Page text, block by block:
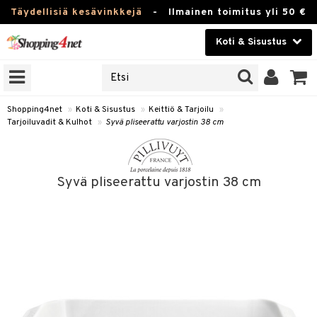
Täydellisiä kesävinkkejä - Ilmainen toimitus yli 50 €
Koti & Sisustus
Kauneudenhoito
Piilolinssit
Kampanjat
Shopping4net » Koti & Sisustus » Keittiö & Tarjoilu
»
Tarjoiluvadit & Kulhot » Syvä pliseerattu varjostin 38 cm
Syvä pliseerattu varjostin 38 cm
Tee & Espresso
Mukit